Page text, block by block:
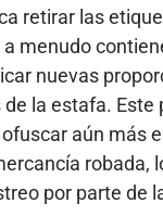
retirar las
menudo
nuevas
la estafa. Este
aún más
robada,
por parte de